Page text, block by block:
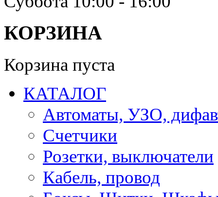
КОРЗИНА
Корзина пуста
КАТАЛОГ
Автоматы, УЗО,
Счетчики
Розетки, выключатели
Кабель, провод